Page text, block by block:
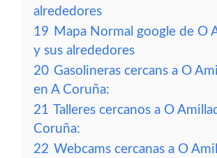
alrededores
19 Mapa Normal google de O
y sus alrededores
20 Gasolineras cercans a O
en A Coruña:
21 Talleres cercanos a O
Coruña:
22 Webcams cercanas a O